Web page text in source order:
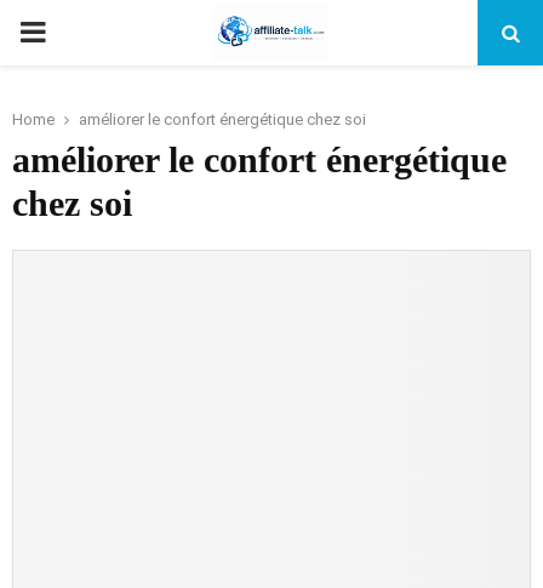
PRIMARY
Home améliorer le confort énergétique chez soi
améliorer le confort énergétique
chez soi